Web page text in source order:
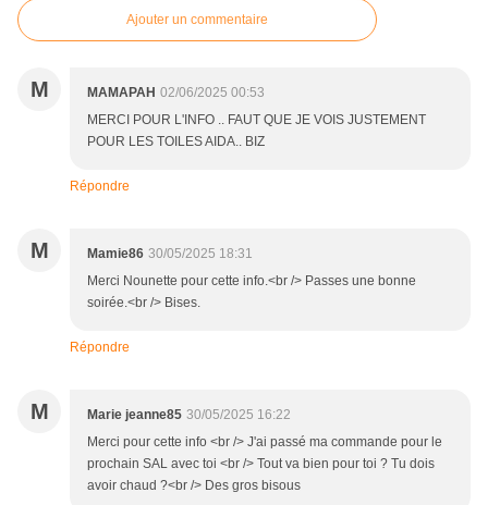
Ajouter un commentaire
M MAMAPAH 02/06/2025 00:53
MERCI POUR L'INFO .. FAUT QUE JE VOIS JUSTEMENT
POUR LES TOILES AIDA.. BIZ
Répondre
M Mamie86 30/05/2025 18:31
Merci Nounette pour cette info.<br /> Passes une bonne
soirée.<br /> Bises.
Répondre
M Marie jeanne85 30/05/2025 16:22
Merci pour cette info <br /> J'ai passé ma commande pour le
prochain SAL avec toi <br /> Tout va bien pour toi ? Tu dois
avoir chaud ?<br /> Des gros bisous